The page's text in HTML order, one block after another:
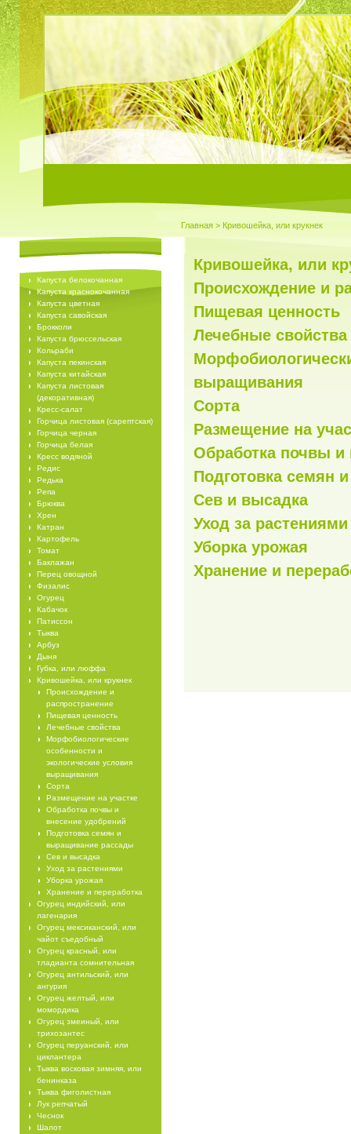
Главная> Кривошейка, или крукнек
Капуста белокочанная
Капуста краснокочанная
Капуста цветная
Капуста савойская
Брокколи
Капуста брюссельская
Кольраби
Капуста пекинская
Капуста китайская
Капуста листовая
(декоративная)
Кресс-салат
Горчица листовая (сарептская)
Горчица черная
Горчица белая
Кресс водяной
Редис
Редька
Репа
Брюква
Хрен
Катран
Картофель
Томат
Баклажан
Перец овощной
Физалис
Огурец
Кабачок
Патиссон
Тыква
Арбуз
Дыня
Губка, или люффа
Кривошейка, или крукнек
Происхождение и
распространение
Пищевая ценность
Лечебные свойства
Морфобиологические
особенности и
экологические условия
выращивания
Сорта
Размещение на участке
Обработка почвы и
внесение удобрений
Подготовка семян и
выращивание рассады
Сев и высадка
Уход за растениями
Уборка урожая
Хранение и переработка
Огурец индийский, или
лагенария
Огурец мексиканский, или
чайот съедобный
Огурец красный, или
тладианта сомнительная
Огурец антильский, или
ангурия
Огурец желтый, или
момордика
Огурец змеиный, или
трихозантес
Огурец перуанский, или
циклантера
Тыква восковая зимняя, или
бенинказа
Тыква фиголистная
Лук репчатый
Чеснок
Шалот
Кривошейка, или
Происхождение и
Пищевая ценность
Лечебные свойства
выращивания
Сорта
Размещение на
Обработка почвы и
Подготовка семян
Сев и высадка
Уход за растениями
Уборка урожая
Хранение и